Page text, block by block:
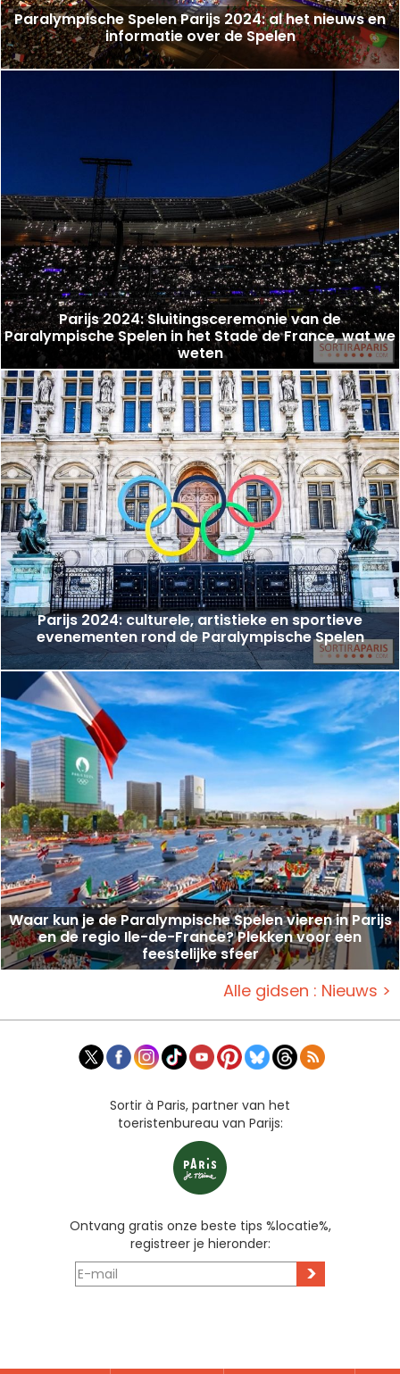
Paralympische Spelen Parijs 2024: al het nieuws en
informatie over de Spelen
Parijs 2024: Sluitingsceremonie van de
Paralympische Spelen in het Stade de France, wat we
weten
Parijs 2024: culturele, artistieke en sportieve
evenementen rond de Paralympische Spelen
Waar kun je de Paralympische Spelen vieren in Parijs
en de regio Ile-de-France? Plekken voor een
feestelijke sfeer
Alle gidsen : Nieuws >
Sortir à Paris, partner van het
toeristenbureau van Parijs:
Ontvang gratis onze beste tips %locatie%,
registreer je hieronder:
>